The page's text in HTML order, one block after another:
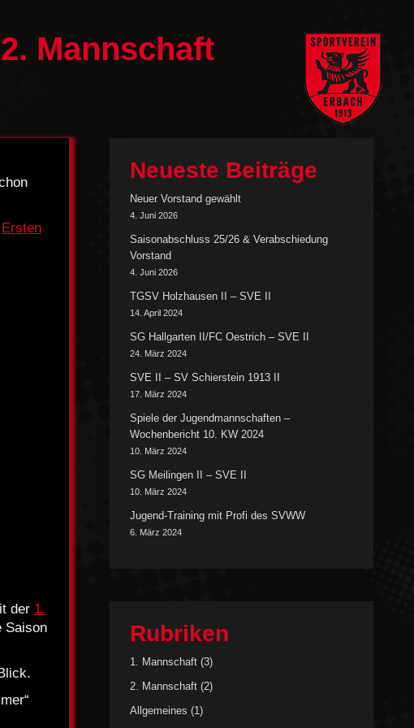
Mannschaft
Ersten
der 1.
Saison
Neueste Beiträge
Neuer Vorstand gewählt
4. Juni 2026
Saisonabschluss 25/26 & Verabschiedung
Vorstand
4. Juni 2026
TGSV Holzhausen II – SVE II
14. April 2024
SG Hallgarten II/FC Oestrich – SVE II
24. März 2024
SVE II – SV Schierstein 1913 II
17. März 2024
Spiele der Jugendmannschaften –
Wochenbericht 10. KW 2024
10. März 2024
SG Meilingen II – SVE II
10. März 2024
Jugend-Training mit Profi des SVWW
6. März 2024
Rubriken
1. Mannschaft (3)
2. Mannschaft (2)
Allgemeines (1)